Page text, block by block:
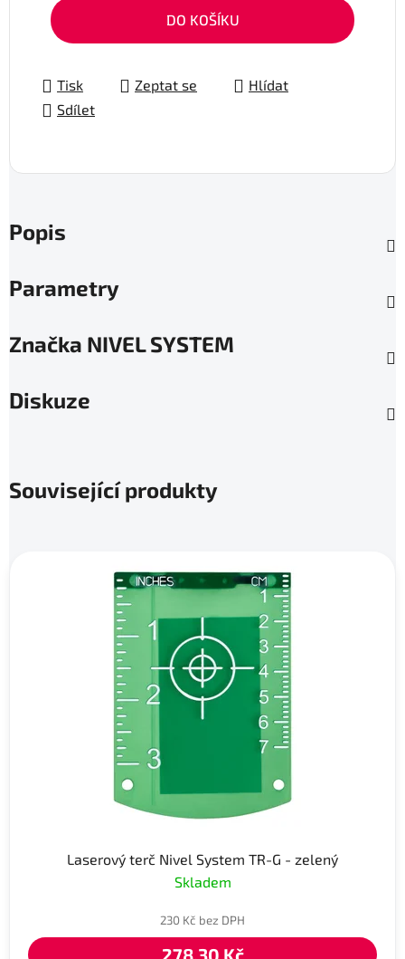
Měrná cena:
DO KOŠÍKU
Tisk Zeptat se
Hlídat
Sdílet
Popis
Parametry
Značka NIVEL SYSTEM
Diskuze
Související produkty
Laserový terč Nivel System TR-G - zelený
Skladem
230 Kč bez DPH
278,30 Kč